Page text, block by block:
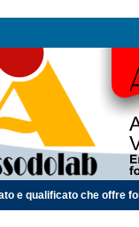
e qualificato che offre